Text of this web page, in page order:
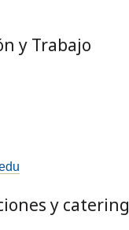
y Trabajo
y catering